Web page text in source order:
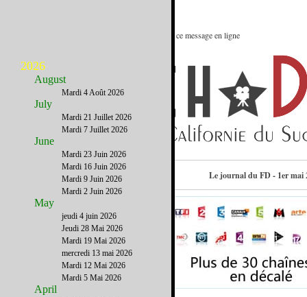
Le meilleur des Etats-Unis : Voir ce message en ligne
Consulter l’annuaire Le journal du FD - 1er mai
2026
August
Mardi 4 Août 2026
July
Mardi 21 Juillet 2026
Mardi 7 Juillet 2026
June
Mardi 23 Juin 2026
Mardi 16 Juin 2026
Mardi 9 Juin 2026
Mardi 2 Juin 2026
May
jeudi 4 juin 2026
Jeudi 28 Mai 2026
Mardi 19 Mai 2026
mercredi 13 mai 2026
Mardi 12 Mai 2026
Mardi 5 Mai 2026
April